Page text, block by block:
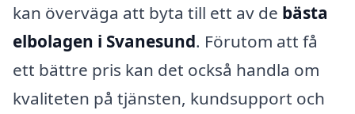
kan överväga att byta till ett av de bästa
elbolagen i Svanesund. Förutom att få
ett bättre pris kan det också handla om
kvaliteten på tjänsten, kundsupport och